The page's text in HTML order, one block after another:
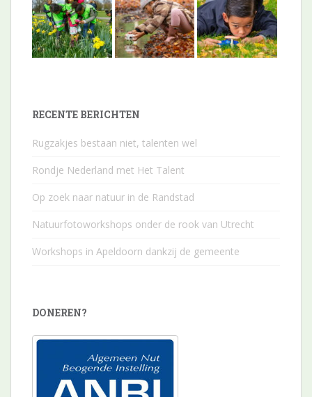
RECENTE BERICHTEN
Rugzakjes bestaan niet, talenten wel
Rondje Nederland met Het Talent
Op zoek naar natuur in de Randstad
Natuurfotoworkshops onder de rook van Utrecht
Workshops in Apeldoorn dankzij de gemeente
DONEREN?